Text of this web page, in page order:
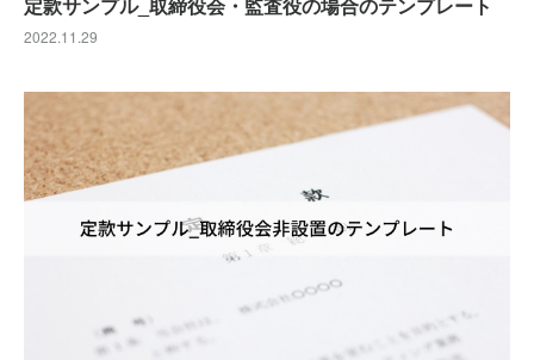
定款サンプル_取締役会・監査役の場合のテンプレート
2022.11.29